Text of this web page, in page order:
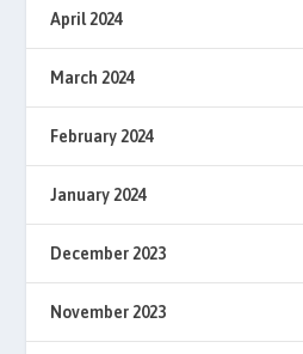
April 2024
March 2024
February 2024
January 2024
December 2023
November 2023